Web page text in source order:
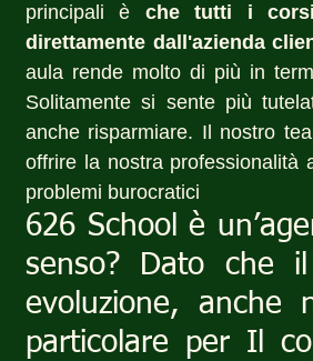
principali è che tutti i corsi
direttamente dall'azienda
aula rende molto di più in
Solitamente si sente più
anche risparmiare. Il nostro
offrire la nostra professionalità
problemi burocratici
626 School è
senso? Dato che
evoluzione, anche
particolare per Il